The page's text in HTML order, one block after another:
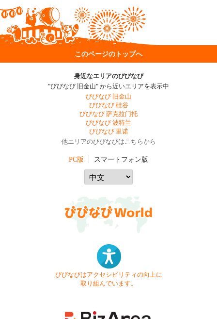
このページのトップへ
身近なエリアのびびなび
"びびなび 旧金山" から近いエリアを表示中
びびなび 旧金山
びびなび 硅谷
びびなび 萨克拉门托
びびなび 波特兰
びびなび 里诺
他エリアのびびなびはこちらから
PC版 スマートフォン版
びびなびはアクセシビリティの向上に
取り組んでいます。